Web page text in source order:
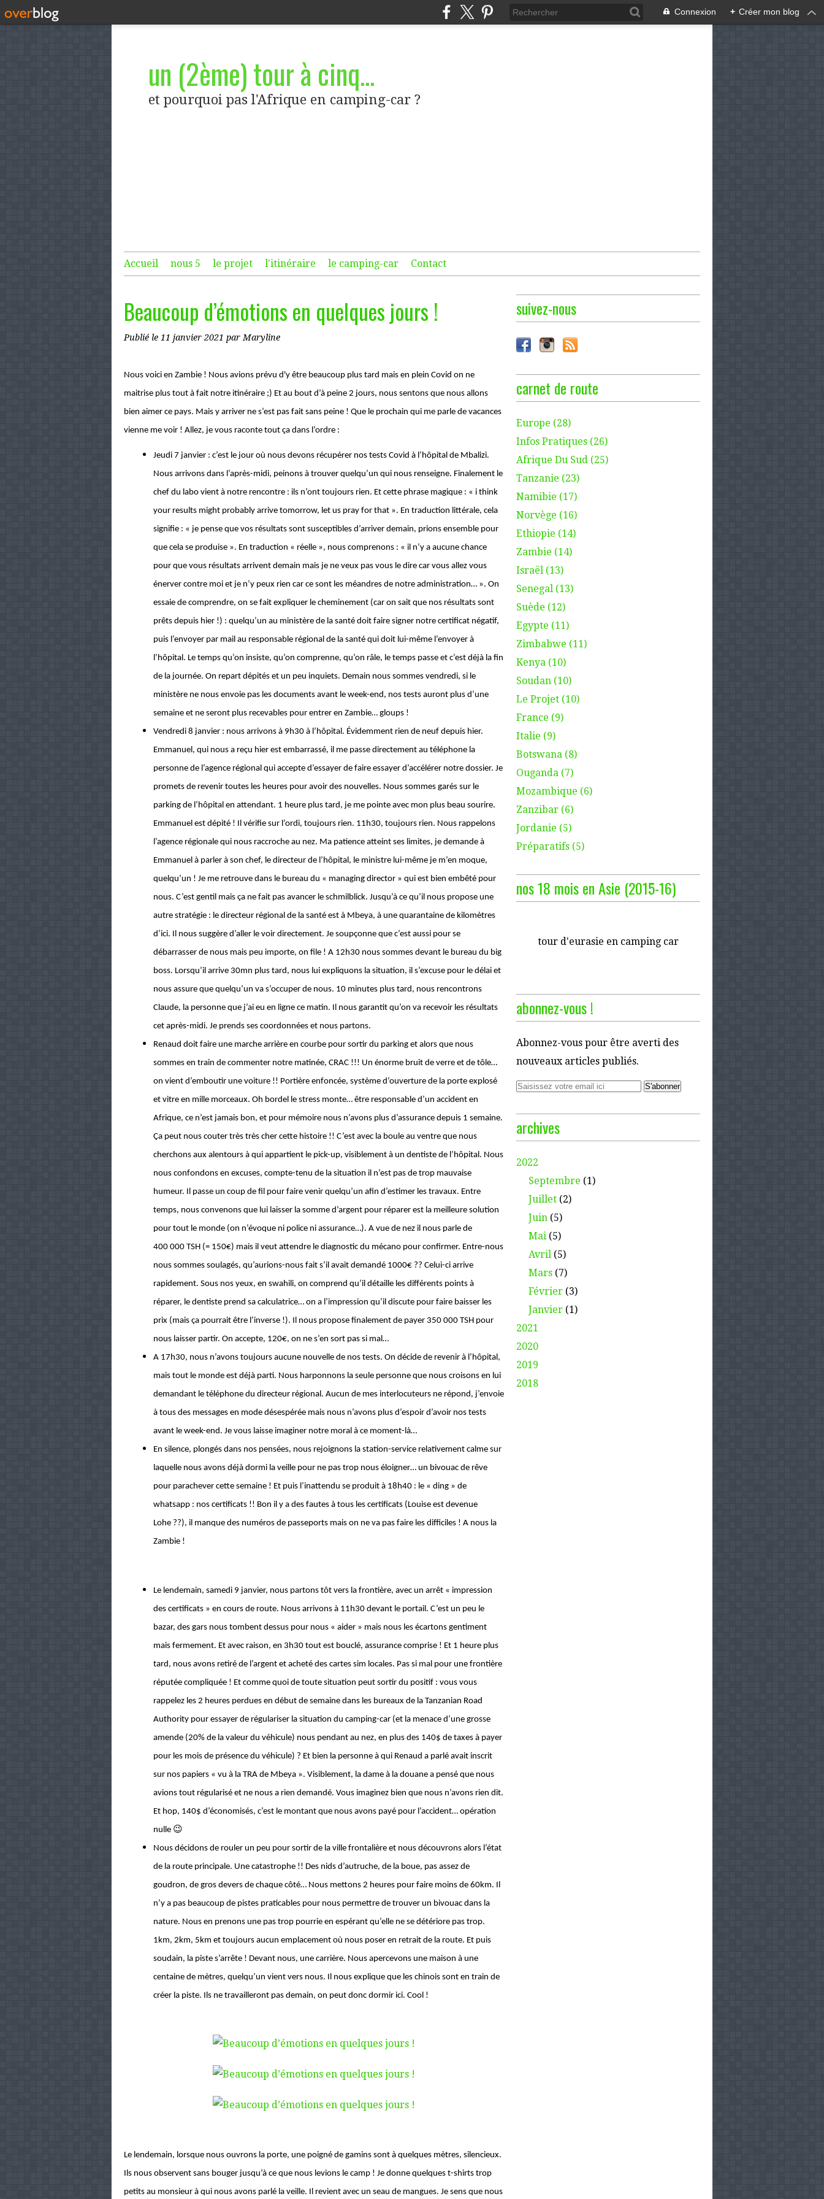
Connexion + Créer mon blog
un (2ème) tour à cinq...
et pourquoi pas l'Afrique en camping-car ?
Accueil nous 5 le projet l'itinéraire le camping-car Contact
Beaucoup d’émotions en quelques jours !
Publié le 11 janvier 2021 par Maryline
Nous voici en Zambie ! Nous avions prévu d'y être beaucoup plus tard mais en plein Covid on ne
maitrise plus tout à fait notre itinéraire ;) Et au bout d’à peine 2 jours, nous sentons que nous allons
bien aimer ce pays. Mais y arriver ne s’est pas fait sans peine ! Que le prochain qui me parle de vacances
vienne me voir ! Allez, je vous raconte tout ça dans l’ordre :
Jeudi 7 janvier : c’est le jour où nous devons récupérer nos tests Covid à l’hôpital de Mbalizi.
Nous arrivons dans l’après-midi, peinons à trouver quelqu’un qui nous renseigne. Finalement le
chef du labo vient à notre rencontre : ils n’ont toujours rien. Et cette phrase magique : « i think
your results might probably arrive tomorrow, let us pray for that ». En traduction littérale, cela
signifie : « je pense que vos résultats sont susceptibles d’arriver demain, prions ensemble pour
que cela se produise ». En traduction « réelle », nous comprenons : « il n’y a aucune chance
pour que vous résultats arrivent demain mais je ne veux pas vous le dire car vous allez vous
énerver contre moi et je n’y peux rien car ce sont les méandres de notre administration… ». On
essaie de comprendre, on se fait expliquer le cheminement (car on sait que nos résultats sont
prêts depuis hier !) : quelqu’un au ministère de la santé doit faire signer notre certificat négatif,
puis l’envoyer par mail au responsable régional de la santé qui doit lui-même l’envoyer à
l’hôpital. Le temps qu’on insiste, qu’on comprenne, qu’on râle, le temps passe et c’est déjà la fin
de la journée. On repart dépités et un peu inquiets. Demain nous sommes vendredi, si le
ministère ne nous envoie pas les documents avant le week-end, nos tests auront plus d’une
semaine et ne seront plus recevables pour entrer en Zambie… gloups !
Vendredi 8 janvier : nous arrivons à 9h30 à l’hôpital. Évidemment rien de neuf depuis hier.
Emmanuel, qui nous a reçu hier est embarrassé, il me passe directement au téléphone la
personne de l’agence régional qui accepte d’essayer de faire essayer d’accélérer notre dossier. Je
promets de revenir toutes les heures pour avoir des nouvelles. Nous sommes garés sur le
parking de l’hôpital en attendant. 1 heure plus tard, je me pointe avec mon plus beau sourire.
Emmanuel est dépité ! Il vérifie sur l’ordi, toujours rien. 11h30, toujours rien. Nous rappelons
l’agence régionale qui nous raccroche au nez. Ma patience atteint ses limites, je demande à
Emmanuel à parler à son chef, le directeur de l’hôpital, le ministre lui-même je m’en moque,
quelqu’un ! Je me retrouve dans le bureau du « managing director » qui est bien embêté pour
nous. C’est gentil mais ça ne fait pas avancer le schmilblick. Jusqu’à ce qu’il nous propose une
autre stratégie : le directeur régional de la santé est à Mbeya, à une quarantaine de kilomètres
d’ici. Il nous suggère d’aller le voir directement. Je soupçonne que c’est aussi pour se
débarrasser de nous mais peu importe, on file ! A 12h30 nous sommes devant le bureau du big
boss. Lorsqu’il arrive 30mn plus tard, nous lui expliquons la situation, il s’excuse pour le délai et
nous assure que quelqu’un va s’occuper de nous. 10 minutes plus tard, nous rencontrons
Claude, la personne que j’ai eu en ligne ce matin. Il nous garantit qu’on va recevoir les résultats
cet après-midi. Je prends ses coordonnées et nous partons.
Renaud doit faire une marche arrière en courbe pour sortir du parking et alors que nous
sommes en train de commenter notre matinée, CRAC !!! Un énorme bruit de verre et de tôle…
on vient d’emboutir une voiture !! Portière enfoncée, système d’ouverture de la porte explosé
et vitre en mille morceaux. Oh bordel le stress monte… être responsable d’un accident en
Afrique, ce n’est jamais bon, et pour mémoire nous n’avons plus d’assurance depuis 1 semaine.
Ça peut nous couter très très cher cette histoire !! C’est avec la boule au ventre que nous
cherchons aux alentours à qui appartient le pick-up, visiblement à un dentiste de l’hôpital. Nous
nous confondons en excuses, compte-tenu de la situation il n’est pas de trop mauvaise
humeur. Il passe un coup de fil pour faire venir quelqu’un afin d’estimer les travaux. Entre
temps, nous convenons que lui laisser la somme d’argent pour réparer est la meilleure solution
pour tout le monde (on n’évoque ni police ni assurance…). A vue de nez il nous parle de
400 000 TSH (= 150€) mais il veut attendre le diagnostic du mécano pour confirmer. Entre-nous
nous sommes soulagés, qu’aurions-nous fait s’il avait demandé 1000€ ?? Celui-ci arrive
rapidement. Sous nos yeux, en swahili, on comprend qu’il détaille les différents points à
réparer, le dentiste prend sa calculatrice… on a l’impression qu’il discute pour faire baisser les
prix (mais ça pourrait être l’inverse !). Il nous propose finalement de payer 350 000 TSH pour
nous laisser partir. On accepte, 120€, on ne s’en sort pas si mal…
A 17h30, nous n’avons toujours aucune nouvelle de nos tests. On décide de revenir à l’hôpital,
mais tout le monde est déjà parti. Nous harponnons la seule personne que nous croisons en lui
demandant le téléphone du directeur régional. Aucun de mes interlocuteurs ne répond, j’envoie
à tous des messages en mode désespérée mais nous n’avons plus d’espoir d’avoir nos tests
avant le week-end. Je vous laisse imaginer notre moral à ce moment-là…
En silence, plongés dans nos pensées, nous rejoignons la station-service relativement calme sur
laquelle nous avons déjà dormi la veille pour ne pas trop nous éloigner… un bivouac de rêve
pour parachever cette semaine ! Et puis l’inattendu se produit à 18h40 : le « ding » de
whatsapp : nos certificats !! Bon il y a des fautes à tous les certificats (Louise est devenue
Lohe ??), il manque des numéros de passeports mais on ne va pas faire les difficiles ! A nous la
Zambie !
Le lendemain, samedi 9 janvier, nous partons tôt vers la frontière, avec un arrêt « impression
des certificats » en cours de route. Nous arrivons à 11h30 devant le portail. C’est un peu le
bazar, des gars nous tombent dessus pour nous « aider » mais nous les écartons gentiment
mais fermement. Et avec raison, en 3h30 tout est bouclé, assurance comprise ! Et 1 heure plus
tard, nous avons retiré de l’argent et acheté des cartes sim locales. Pas si mal pour une frontière
réputée compliquée ! Et comme quoi de toute situation peut sortir du positif : vous vous
rappelez les 2 heures perdues en début de semaine dans les bureaux de la Tanzanian Road
Authority pour essayer de régulariser la situation du camping-car (et la menace d’une grosse
amende (20% de la valeur du véhicule) nous pendant au nez, en plus des 140$ de taxes à payer
pour les mois de présence du véhicule) ? Et bien la personne à qui Renaud a parlé avait inscrit
sur nos papiers « vu à la TRA de Mbeya ». Visiblement, la dame à la douane a pensé que nous
avions tout régularisé et ne nous a rien demandé. Vous imaginez bien que nous n’avons rien dit.
Et hop, 140$ d’économisés, c’est le montant que nous avons payé pour l’accident… opération
nulle 😉
Nous décidons de rouler un peu pour sortir de la ville frontalière et nous découvrons alors l’état
de la route principale. Une catastrophe !! Des nids d’autruche, de la boue, pas assez de
goudron, de gros devers de chaque côté… Nous mettons 2 heures pour faire moins de 60km. Il
n’y a pas beaucoup de pistes praticables pour nous permettre de trouver un bivouac dans la
nature. Nous en prenons une pas trop pourrie en espérant qu’elle ne se détériore pas trop.
1km, 2km, 5km et toujours aucun emplacement où nous poser en retrait de la route. Et puis
soudain, la piste s’arrête ! Devant nous, une carrière. Nous apercevons une maison à une
centaine de mètres, quelqu’un vient vers nous. Il nous explique que les chinois sont en train de
créer la piste. Ils ne travailleront pas demain, on peut donc dormir ici. Cool !
Le lendemain, lorsque nous ouvrons la porte, une poigné de gamins sont à quelques mètres, silencieux.
Ils nous observent sans bouger jusqu’à ce que nous levions le camp ! Je donne quelques t-shirts trop
petits au monsieur à qui nous avons parlé la veille. Il revient avec un seau de mangues. Je sens que nous
suivez-nous
carnet de route
Europe (28)
Infos Pratiques (26)
Afrique Du Sud (25)
Tanzanie (23)
Namibie (17)
Norvège (16)
Ethiopie (14)
Zambie (14)
Israël (13)
Senegal (13)
Suède (12)
Egypte (11)
Zimbabwe (11)
Kenya (10)
Soudan (10)
Le Projet (10)
France (9)
Italie (9)
Botswana (8)
Ouganda (7)
Mozambique (6)
Zanzibar (6)
Jordanie (5)
Préparatifs (5)
nos 18 mois en Asie (2015-16)
tour d'eurasie en camping car
abonnez-vous !
Abonnez-vous pour être averti des
nouveaux articles publiés.
archives
2022
Septembre (1)
Juillet (2)
Juin (5)
Mai (5)
Avril (5)
Mars (7)
Février (3)
Janvier (1)
2021
2020
2019
2018